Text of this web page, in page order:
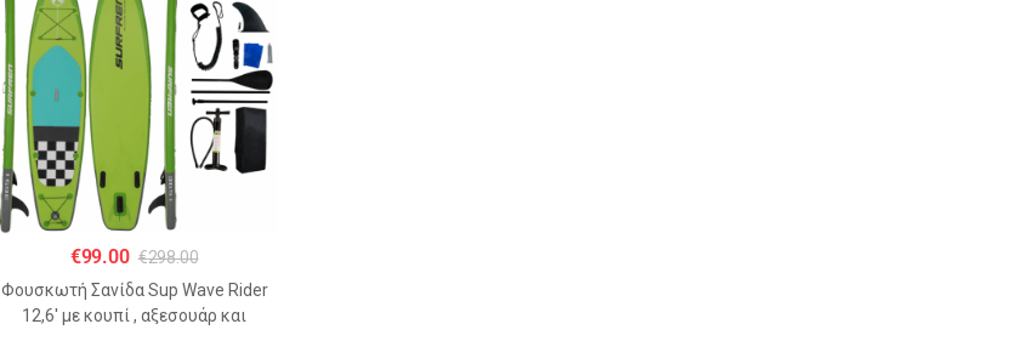
€99.00 €298.00
Φουσκωτή Σανίδα Sup Wave Rider
12,6′ με κουπί , αξεσουάρ και